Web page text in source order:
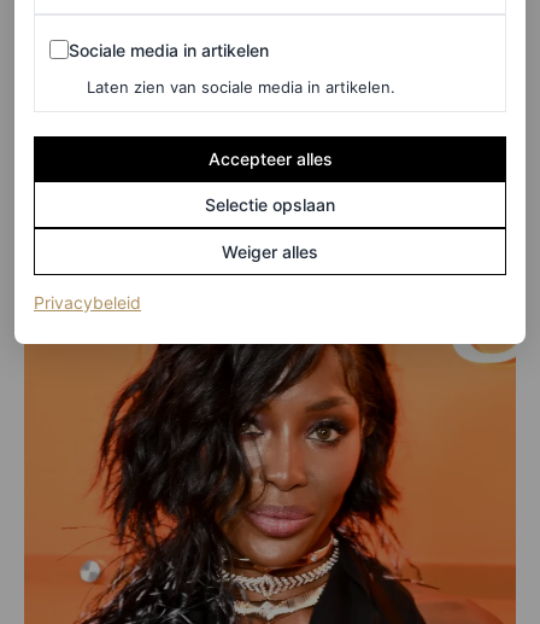
Sociale media in artikelen
Sociale media in artikelen
Laten zien van sociale media in artikelen.
Accepteer alles
Selectie opslaan
Weiger alles
Privacybeleid